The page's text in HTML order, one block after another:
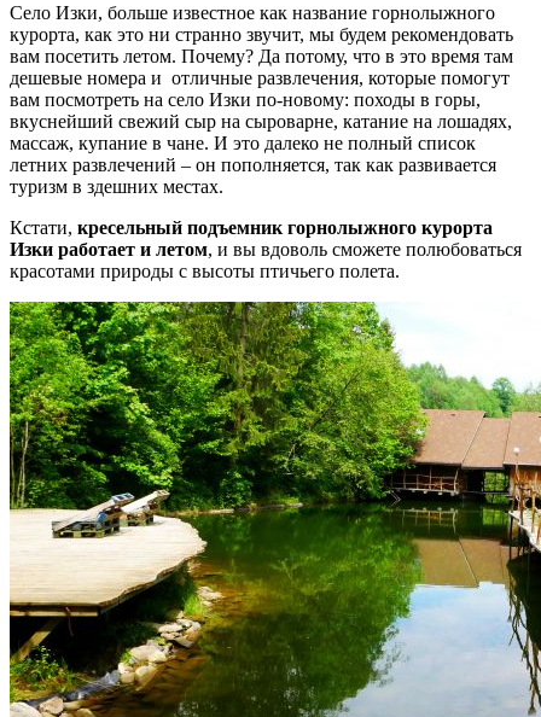
Село Изки, больше известное как название горнолыжного
курорта, как это ни странно звучит, мы будем рекомендовать
вам посетить летом. Почему? Да потому, что в это время там
дешевые номера и отличные развлечения, которые помогут
вам посмотреть на село Изки по-новому: походы в горы,
вкуснейший свежий сыр на сыроварне, катание на лошадях,
массаж, купание в чане. И это далеко не полный список
летних развлечений – он пополняется, так как развивается
туризм в здешних местах.
Кстати, кресельный подъемник горнолыжного курорта
Изки работает и летом, и вы вдоволь сможете полюбоваться
красотами природы с высоты птичьего полета.